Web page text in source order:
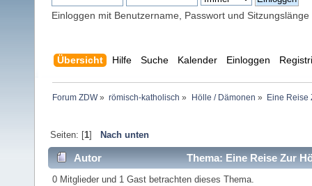
Einloggen mit Benutzername, Passwort und Sitzungslänge
Übersicht Hilfe Suche Kalender Einloggen
Forum ZDW» römisch-katholisch » Hölle / Dämonen » Eine Reise
Seiten: [1] Nach unten
Autor Thema: Eine Reise Zur
0 Mitglieder und 1 Gast betrachten dieses Thema.